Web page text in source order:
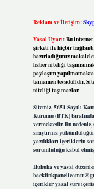
Reklam ve İletişim:
Yasal Uyarı:Bu
şirketi ile hiçbir
hazırladığımız
haber niteliği
paylaşım
tamamen tesadüfidir.
niteliği taşımazlar.
Sitemiz, 5651 Sayılı
Kurumu (BTK)
vermektedir. Bu
araştırma
yazdıkları içeriklerin
sorumluluğu kabul
Hukuka ve yasal
içerikler yasal süre